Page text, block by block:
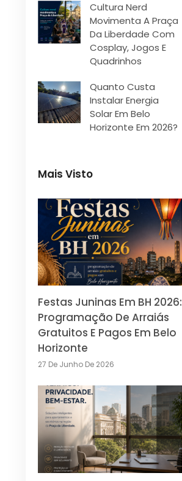
Cultura Nerd
Movimenta A Praça
Da Liberdade Com
Cosplay, Jogos E
Quadrinhos
Quanto Custa
Instalar Energia
Solar Em Belo
Horizonte Em 2026?
Mais Visto
Festas Juninas Em BH 2026:
Programação De Arraiás
Gratuitos E Pagos Em Belo
Horizonte
27 De Junho De 2026